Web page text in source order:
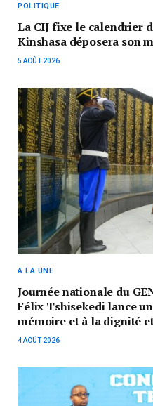
POLITIQUE
La CIJ fixe le calendrier
Kinshasa déposera son
5 AOÛT 2026
A LA UNE
Journée nationale du
Félix Tshisekedi lance
mémoire et à la dignité
4 AOÛT 2026